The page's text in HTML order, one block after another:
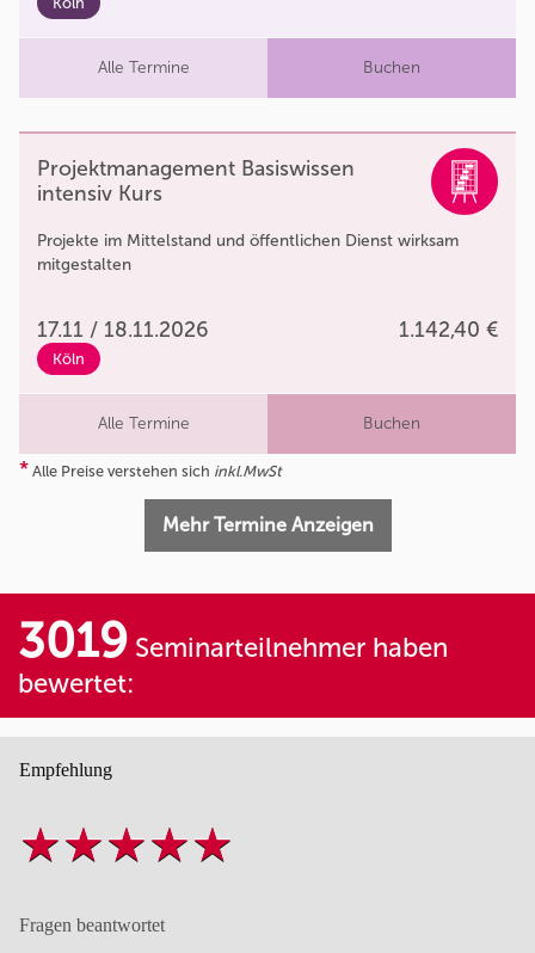
Alle Termine Buchen
Projektmanagement Basiswissen
intensiv Kurs
Projekte im Mittelstand und öffentlichen Dienst wirksam
mitgestalten
17.11 / 18.11.2026 1.142,40 €
Köln
Alle Termine Buchen
* Alle Preise verstehen sich inkl.MwSt
Mehr Termine Anzeigen
3019 Seminarteilnehmer haben
bewertet:
Empfehlung
Fragen beantwortet